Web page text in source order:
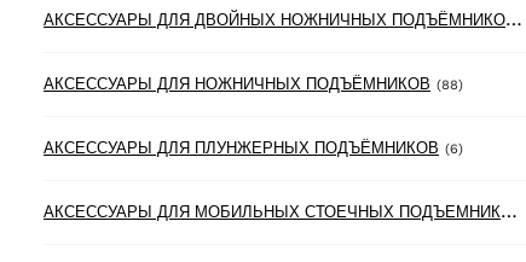
А
КСЕССУАРЫ ДЛЯ ДВОЙНЫХ НОЖНИЧНЫХ ПОДЪЁМНИКОВ
АКСЕССУАРЫ ДЛЯ НОЖНИЧНЫХ ПОДЪЁМНИКОВ (88)88
АКСЕССУАРЫ ДЛЯ ПЛУНЖЕРНЫХ ПОДЪЁМНИКОВ (6)6
А
КСЕССУАРЫ ДЛЯ МОБИЛЬНЫХ СТОЕЧНЫХ ПОДЪЕМНИКОВ